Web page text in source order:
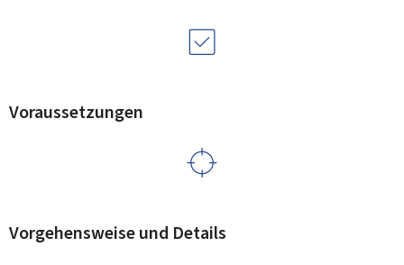
Voraussetzungen
Vorgehensweise und Details